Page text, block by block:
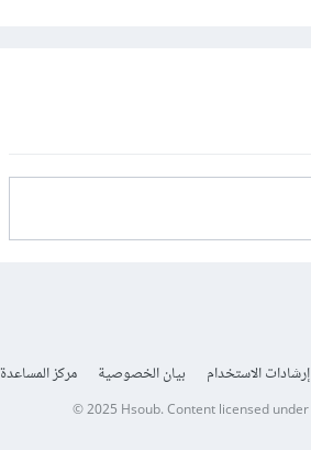
إرشادات الاستخدام بيان الخصوصية مركز المساعدة
© 2025 Hsoub.Content licensed under